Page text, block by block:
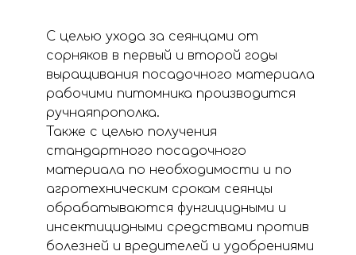
С целью ухода за сеянцами от
сорняков в первый и второй годы
выращивания посадочного материала
рабочими питомника производится
ручнаяпрополка.
Также с целью получения
стандартного посадочного
материала по необходимости и по
агротехническим срокам сеянцы
обрабатываются фунгицидными и
инсектицидными средствами против
болезней и вредителей и удобрениями